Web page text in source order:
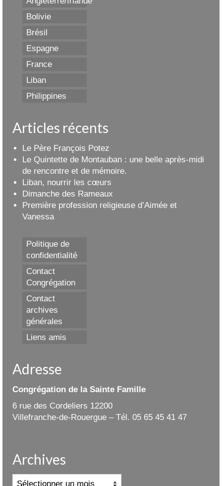
Bolivie
Brésil
Espagne
France
Liban
Philippines
Articles récents
Le Père François Potez
Le Quintette de Montauban : une belle après-midi
de rencontre et de mémoire.
Liban, nourrir les cœurs
Dimanche des Rameaux
Première profession religieuse d’Aimée et
Vanessa
Politique de
confidentialité
Contact
Congrégation
Contact
archives
générales
Liens amis
Adresse
Congrégation de la Sainte Famille
6 rue des Cordeliers 12200
Villefranche-de-Rouergue – Tél. 05 65 45 41 47
Archives
Archives